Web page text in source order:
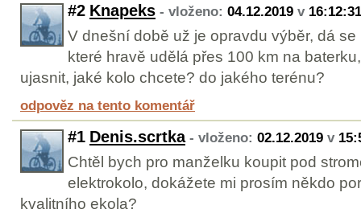
#2 Knapeks - vloženo: 04.12.2019 v 16:12:31
V dnešní době už je opravdu výběr, dá se
které hravě udělá přes 100 km na
ujasnit, jaké kolo chcete? do jakého terénu?
odpověz na tento komentář
#1 Denis.scrtka - vloženo: 02.12.2019 v
Chtěl bych pro manželku koupit pod
elektrokolo, dokážete mi prosím někdo
kvalitního ekola?